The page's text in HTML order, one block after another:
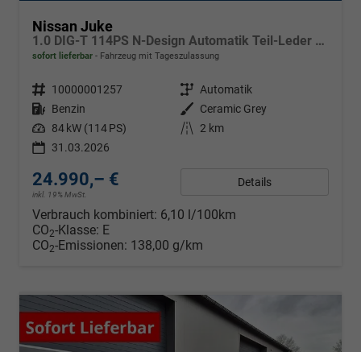
Nissan Juke
1.0 DIG-T 114PS N-Design Automatik Teil-Leder Klimaautomatik Sitzheizung Lenkradheizung PDC v+h Rückf.Kamera Navi 19"LM Bluetooth Touchscreen Apple CarPlay Android Auto
sofort lieferbar Fahrzeug mit Tageszulassung
Fahrzeugnr. 10000001257 Getriebe Automatik
Kraftstoff Benzin Außenfarbe
Ceramic Grey
Leistung 84 kW (114 PS) Kilometerstand
2 km
31.03.2026
24.990,– €
inkl. 19% MwSt.
Details
Verbrauch kombiniert: 6,10 l/100km
CO2-Klasse: E
CO2-Emissionen: 138,00 g/km